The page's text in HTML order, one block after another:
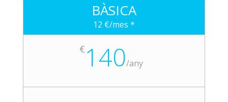
BÀSICA
12 €/mes *
€ 140/any